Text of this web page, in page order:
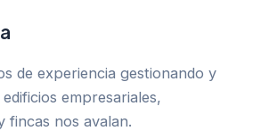
de experiencia gestionando y
empresariales,
fincas nos avalan.